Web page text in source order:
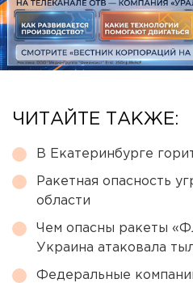
ЧИТАЙТЕ ТАКЖЕ:
В Екатеринбурге
Ракетная опасность
области
Чем опасны ракеты
Украина атаковала
Федеральные